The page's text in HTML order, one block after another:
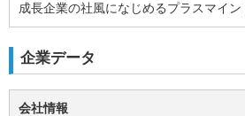
成長企業の社風になじめるプラスマイン
企業データ
会社情報